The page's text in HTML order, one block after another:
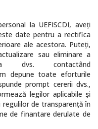
la UEFISCDI, aveţi
date pentru a rectifica
ale acestora. Puteţi,
sau eliminare a
dvs. contactând
depune toate eforturile
prompt cererii dvs.,
legilor aplicabile şi
de transparență în
de finantare derulate de